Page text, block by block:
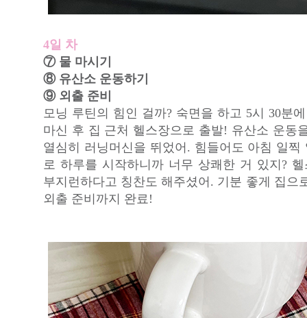
4일 차
⑦ 물 마시기
⑧ 유산소 운동하기
⑨ 외출 준비
모닝 루틴의 힘인 걸까? 숙면을 하고 5시 30분
마신 후 집 근처 헬스장으로 출발! 유산소 운동
열심히 러닝머신을 뛰었어. 힘들어도 아침 일찍
로 하루를 시작하니까 너무 상쾌한 거 있지?
부지런하다고 칭찬도 해주셨어. 기분 좋게 집으
외출 준비까지 완료!